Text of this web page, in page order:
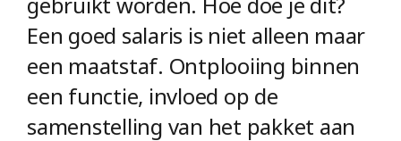
Een goed salaris is niet alleen maar
een maatstaf. Ontplooiing binnen
een functie, invloed op de
samenstelling van het pakket aan